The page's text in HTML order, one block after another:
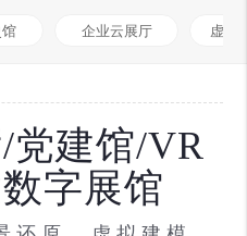
企业云展厅 虚拟
党建馆/VR
字展馆